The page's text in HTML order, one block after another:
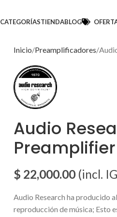
CATEGORÍASTIENDABLOG
Inicio Preamplificadores
Audio
Preamplifier
$ 22,000.00(incl.
Audio Research ha producido
reproducción de música; Esto